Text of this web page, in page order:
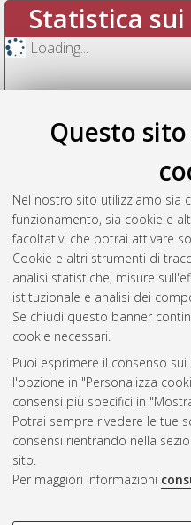
Questo
Nel nostro sito utilizziamo sia
funzionamento, sia cookie e
facoltativi che potrai attivare
Cookie e altri strumenti di
analisi statistiche, misure
istituzionale e analisi dei
Se chiudi questo banner
cookie necessari.
Puoi esprimere il consenso
l'opzione in "Personalizza
consensi più specifici in
Potrai sempre rivedere le tue
consensi rientrando nella
sito.
Per maggiori informazioni
Statistica
Loading...
Vedi
Gestione
Atom
Rss
2.0
AMS Acta
ISSN: 2038-7954
re3data.org -
doi.org/
Servizio
Impostazioni